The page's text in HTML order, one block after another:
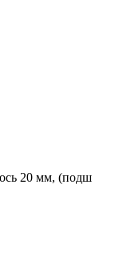
20 мм, (подш